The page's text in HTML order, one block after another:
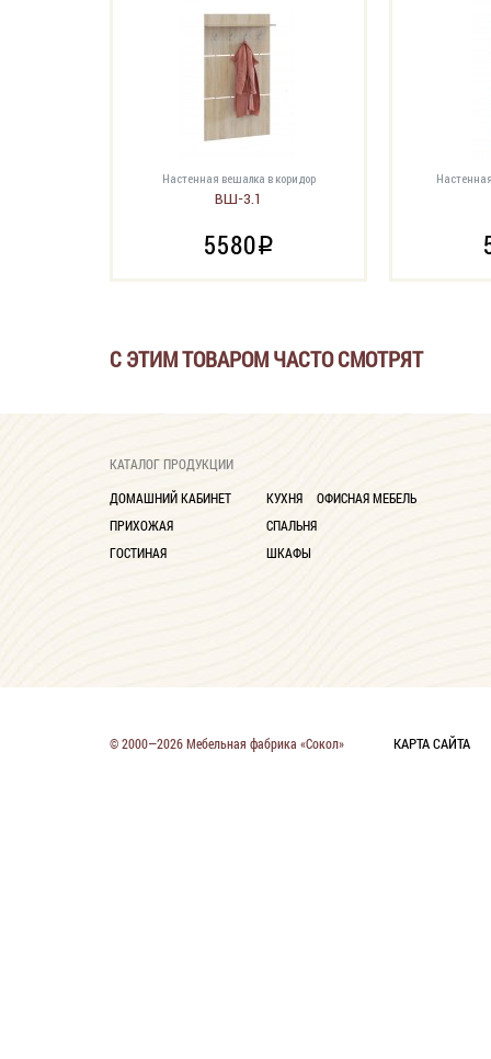
Настенная вешалка в коридор
ВШ-3.1
5580i
С ЭТИМ ТОВАРОМ ЧАСТО СМОТРЯТ
КАТАЛОГ ПРОДУКЦИИ
ДОМАШНИЙ КАБИНЕТ
ПРИХОЖАЯ
ГОСТИНАЯ
КУХНЯ
СПАЛЬНЯ
ШКАФЫ
ОФИСНАЯ МЕБЕЛЬ
© 2000—2026 Мебельная фабрика «Сокол» КАРТА САЙТА